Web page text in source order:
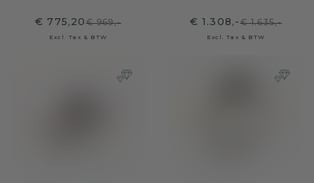
€ 775,20€ 969,-
Excl. Tax & BTW
€ 1.308,-€ 1.635,-
Excl. Tax & BTW